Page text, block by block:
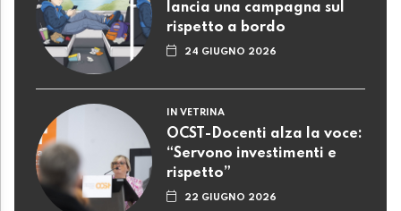
lancia una campagna sul
rispetto a bordo
24 GIUGNO 2026
IN VETRINA
OCST-Docenti alza la voce:
“Servono investimenti e
rispetto”
22 GIUGNO 2026